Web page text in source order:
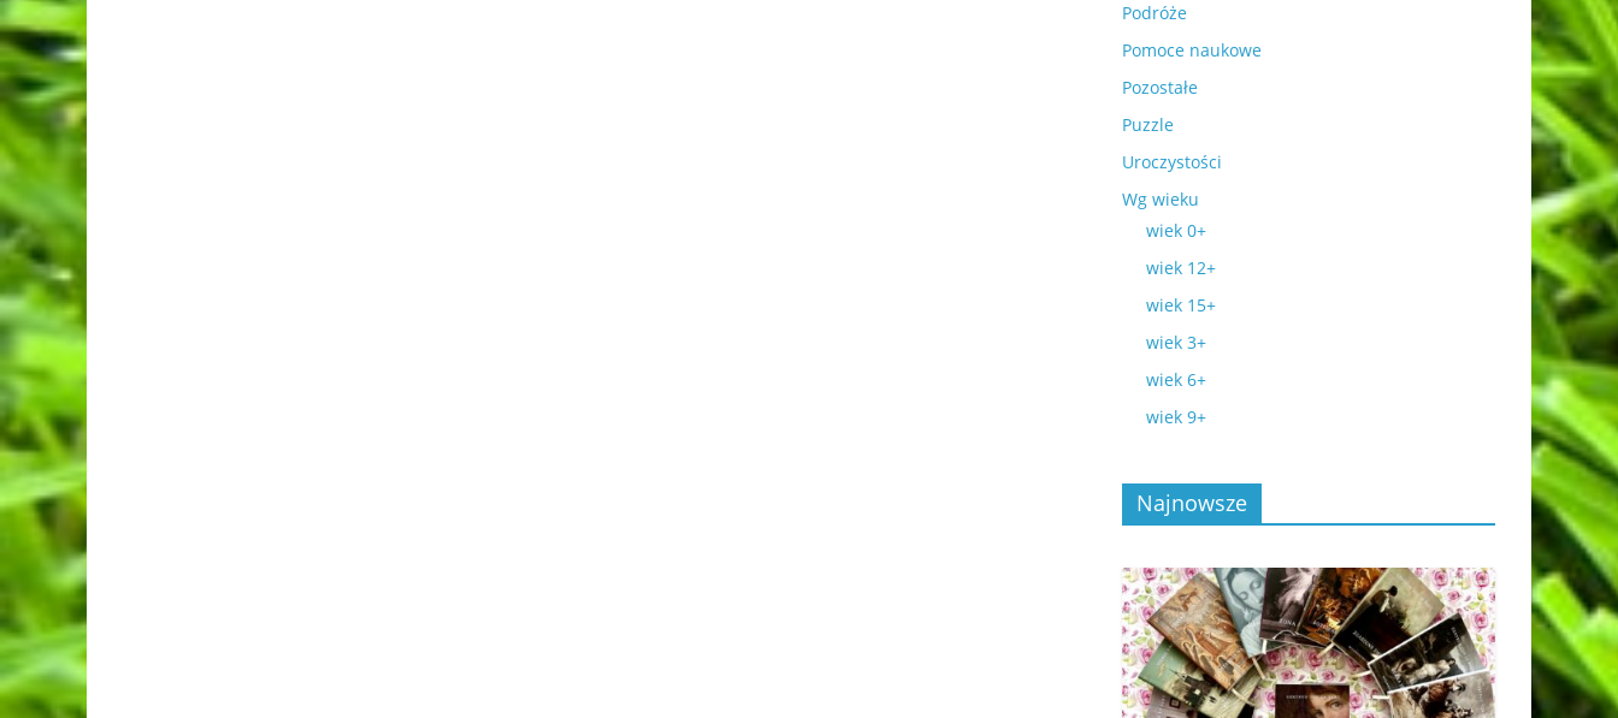
Podróże
Pomoce naukowe
Pozostałe
Puzzle
Uroczystości
Wg wieku
wiek 0+
wiek 12+
wiek 15+
wiek 3+
wiek 6+
wiek 9+
Najnowsze